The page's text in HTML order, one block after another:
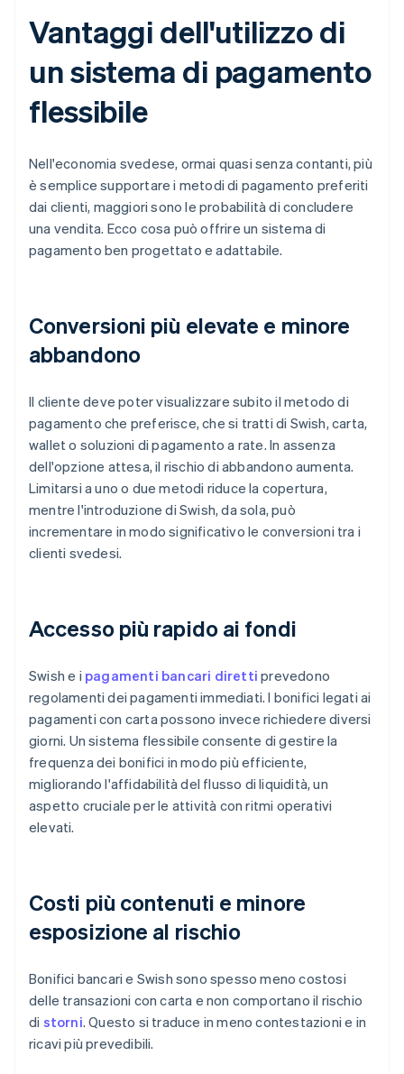
Vantaggi dell'utilizzo di
un sistema di pagamento
flessibile
Nell'economia svedese, ormai quasi senza contanti, più
è semplice supportare i metodi di pagamento preferiti
dai clienti, maggiori sono le probabilità di concludere
una vendita. Ecco cosa può offrire un sistema di
pagamento ben progettato e adattabile.
Conversioni più elevate e minore
abbandono
Il cliente deve poter visualizzare subito il metodo di
pagamento che preferisce, che si tratti di Swish, carta,
wallet o soluzioni di pagamento a rate. In assenza
dell'opzione attesa, il rischio di abbandono aumenta.
Limitarsi a uno o due metodi riduce la copertura,
mentre l'introduzione di Swish, da sola, può
incrementare in modo significativo le conversioni tra i
clienti svedesi.
Accesso più rapido ai fondi
Swish e i pagamenti bancari diretti prevedono
regolamenti dei pagamenti immediati. I bonifici legati ai
pagamenti con carta possono invece richiedere diversi
giorni. Un sistema flessibile consente di gestire la
frequenza dei bonifici in modo più efficiente,
migliorando l'affidabilità del flusso di liquidità, un
aspetto cruciale per le attività con ritmi operativi
elevati.
Costi più contenuti e minore
esposizione al rischio
Bonifici bancari e Swish sono spesso meno costosi
delle transazioni con carta e non comportano il rischio
di storni. Questo si traduce in meno contestazioni e in
ricavi più prevedibili.